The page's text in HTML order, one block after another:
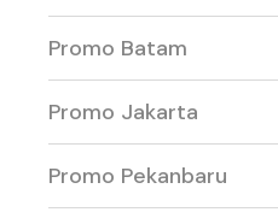
Promo Batam
Promo Jakarta
Promo Pekanbaru